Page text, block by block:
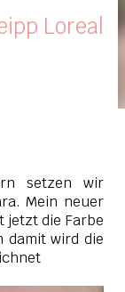
Loreal
setzen wir
Mein neuer
jetzt die Farbe
damit wird die